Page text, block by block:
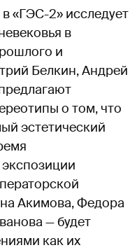
«ГЭС-2» исследует
в
и
Белкин, Андрей
о том, что
эстетический
Акимова, Федора
— будет
как их